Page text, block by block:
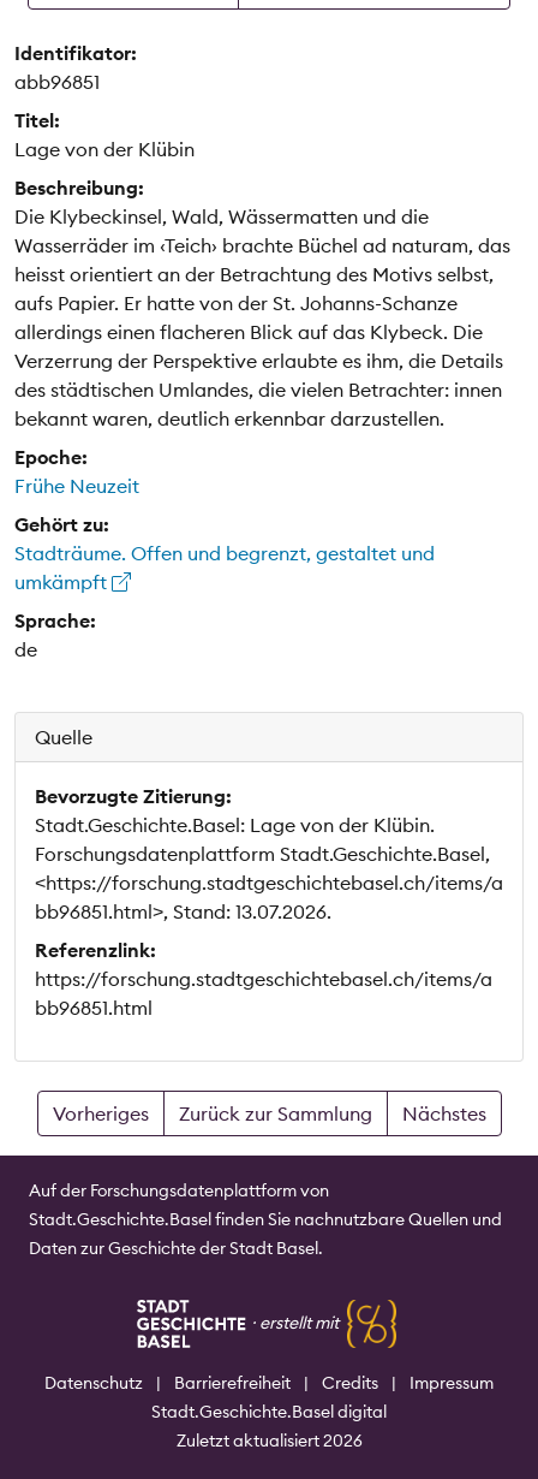
Identifikator:
abb96851
Titel:
Lage von der Klübin
Beschreibung:
Die Klybeckinsel, Wald, Wässermatten und die
Wasserräder im ‹Teich› brachte Büchel ad naturam, das
heisst orientiert an der Betrachtung des Motivs selbst,
aufs Papier. Er hatte von der St. Johanns-Schanze
allerdings einen flacheren Blick auf das Klybeck. Die
Verzerrung der Perspektive erlaubte es ihm, die Details
des städtischen Umlandes, die vielen Betrachter: innen
bekannt waren, deutlich erkennbar darzustellen.
Epoche:
Frühe Neuzeit
Gehört zu:
Stadträume. Offen und begrenzt, gestaltet und
umkämpft
Sprache:
de
Quelle
Bevorzugte Zitierung:
Stadt.Geschichte.Basel: Lage von der Klübin.
Forschungsdatenplattform Stadt.Geschichte.Basel,
<https://forschung.stadtgeschichtebasel.ch/items/a
bb96851.html>, Stand: 13.07.2026.
Referenzlink:
https://forschung.stadtgeschichtebasel.ch/items/a
bb96851.html
Vorheriges Zurück zur Sammlung Nächstes
Auf der Forschungsdatenplattform von
Stadt.Geschichte.Basel finden Sie nachnutzbare Quellen und
Daten zur Geschichte der Stadt Basel.
⸱ erstellt mit
Datenschutz | Barrierefreiheit | Credits |
Impressum
Stadt.Geschichte.Basel digital
Zuletzt aktualisiert 2026